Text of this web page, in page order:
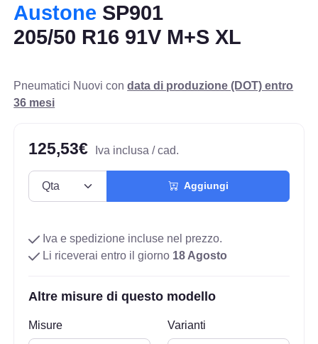
Austone SP901
205/50 R16 91V M+S XL
Pneumatici Nuovi condata di produzione (DOT) entro
36 mesi
125,53€ Iva inclusa / cad.
Aggiungi
Iva e spedizione incluse nel prezzo.
Li riceverai entro il giorno 18 Agosto
Altre misure di questo modello
Misure Varianti